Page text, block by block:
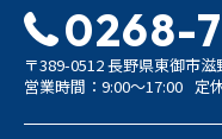
0268-
〒389-0512 長野県東御市
営業時間：9:00〜17:00 定